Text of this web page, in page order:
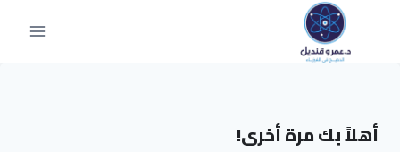
أهلاً بك مرة أخرى!